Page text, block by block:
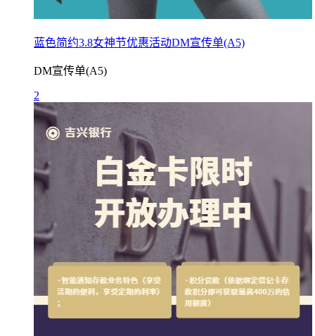
蓝色简约3.8女神节优惠活动DM宣传单(A5)
DM宣传单(A5)
2